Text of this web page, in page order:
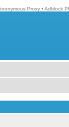
Proxy • Adblock